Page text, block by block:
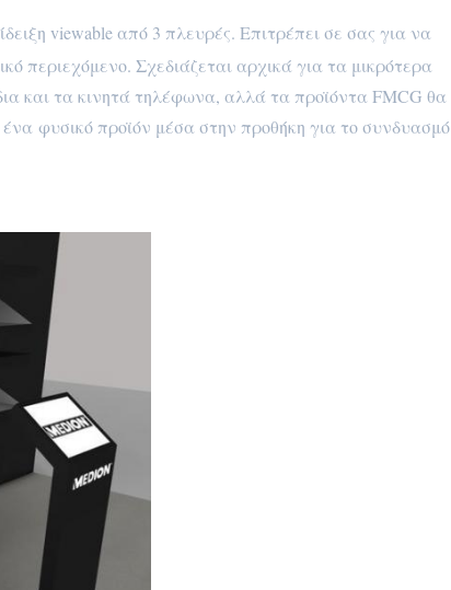
viewable από 3 πλευρές. Επιτρέπει σε σας για να
περιεχόμενο. Σχεδιάζεται αρχικά για τα μικρότερα
και τα κινητά τηλέφωνα, αλλά τα προϊόντα FMCG θα
φυσικό προϊόν μέσα στην προθήκη για το συνδυασμό